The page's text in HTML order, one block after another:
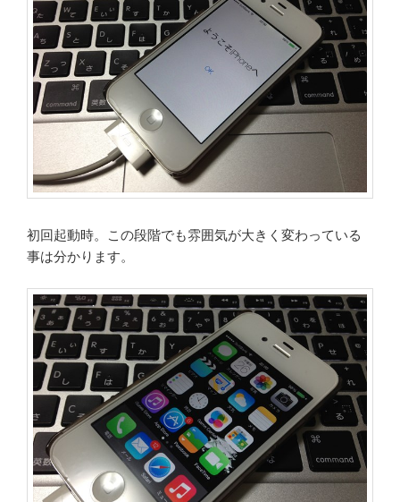
初回起動時。この段階でも雰囲気が大きく変わっている
事は分かります。